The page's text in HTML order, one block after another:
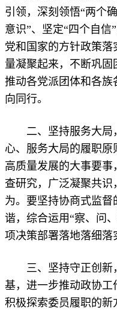
引领，深刻领悟“两个
意识”、坚定“四个自信
党和国家的方针政策
量凝聚起来，不断巩固
推动各党派团体和各族
向同行。
二、坚持服务大局
心、服务大局的履职原
高质量发展的大事要事
查研究，广泛凝聚共
为。要坚持协商式监督
谐，综合运用“察、问
项决策部署落地落细落
三、坚持守正创新
基，进一步推动政协工
积极探索委员履职的新